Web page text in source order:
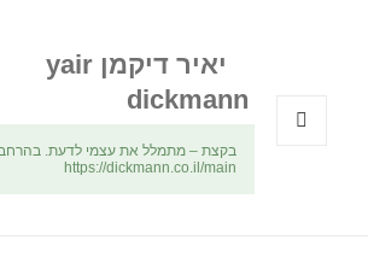
יאיר דיקמן yair
dickmann
בקצת – מתמלל את עצמי לדעת.
https://dickmann.co.il/main